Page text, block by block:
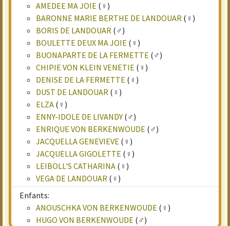
AMEDEE MA JOIE (♀)
BARONNE MARIE BERTHE DE LANDOUAR (♀)
BORIS DE LANDOUAR (♂)
BOULETTE DEUX MA JOIE (♀)
BUONAPARTE DE LA FERMETTE (♂)
CHIPIE VON KLEIN VENETIE (♀)
DENISE DE LA FERMETTE (♀)
DUST DE LANDOUAR (♀)
ELZA (♀)
ENNY-IDOLE DE LIVANDY (♂)
ENRIQUE VON BERKENWOUDE (♂)
JACQUELLA GENEVIEVE (♀)
JACQUELLA GIGOLETTE (♀)
LEIBOLL'S CATHARINA (♀)
VEGA DE LANDOUAR (♀)
Enfants:
ANOUSCHKA VON BERKENWOUDE (♀)
HUGO VON BERKENWOUDE (♂)